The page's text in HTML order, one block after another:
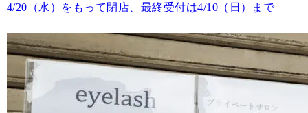
4/20（水）をもって閉店、最終受付は4/10（日）まで